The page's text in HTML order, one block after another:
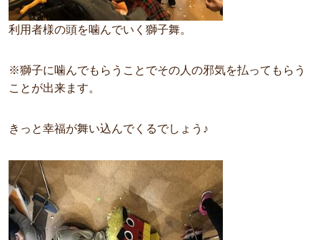
利用者様の頭を噛んでいく獅子舞。
※獅子に噛んでもらうことでその人の邪気を払ってもらう
ことが出来ます。
きっと幸福が舞い込んでくるでしょう♪